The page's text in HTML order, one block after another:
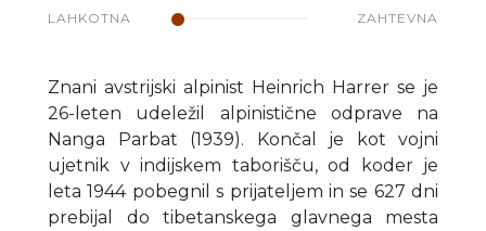
LAHKOTNA ZAHTEVNA
Znani avstrijski alpinist Heinrich Harrer se je
26-leten udeležil alpinistične odprave na
Nanga Parbat (1939). Končal je kot vojni
ujetnik v indijskem taborišču, od koder je
leta 1944 pobegnil s prijateljem in se 627 dni
prebijal do tibetanskega glavnega mesta